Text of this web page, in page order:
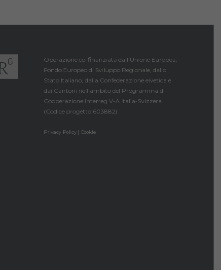
Operazione co-finanziata dall’Unione Europea,
Fondo Europeo di Sviluppo Regionale, dallo
Stato Italiano, dalla Confederazione elvetica e
dai Cantoni nell’ambito del Programma di
Cooperazione Interreg V-A Italia-Svizzera.
(Codice progetto 603882)
Privacy Policy | Cookie